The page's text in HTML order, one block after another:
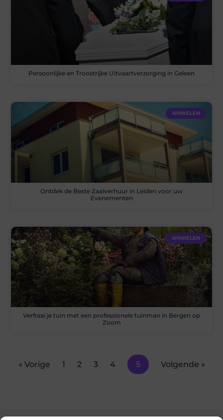
Persoonlijke en Troostrijke Uitvaartverzorging in Geleen
WINKELEN
Ontdek de Beste Zaalverhuur in Leiden voor uw
Evenementen
WINKELEN
Verfraai je tuin met een professionele tuinman in Bergen op
Zoom
« Vorige 1 2 3 4 5 Volgende »